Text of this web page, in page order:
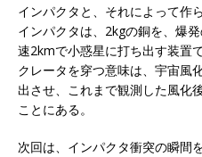
インパクタと、それによって作
インパクタは、2kgの銅を、爆
速2kmで小惑星に打ち出す装置で
クレータを穿つ意味は、宇宙風
出させ、これまで観測した風化
ことにある。
次回は、インパクタ衝突の瞬間